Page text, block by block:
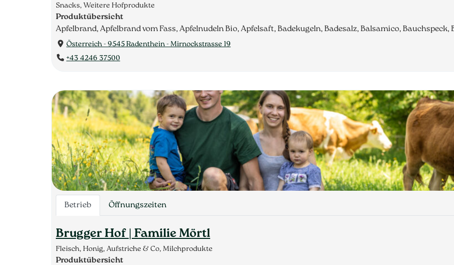
Snacks, Weitere Hofprodukte
Produktübersicht
Apfelbrand, Apfelbrand vom Fass, Apfelnudeln Bio, Apfelsaft, Badekugeln, Badesalz, Balsamico,
Österreich - 9545 Radenthein - Mirnockstrasse 19
+43 4246 37500
Betrieb Öffnungszeiten
Brugger Hof | Familie Mörtl
Fleisch, Honig, Aufstriche & Co, Milchprodukte
Produktübersicht